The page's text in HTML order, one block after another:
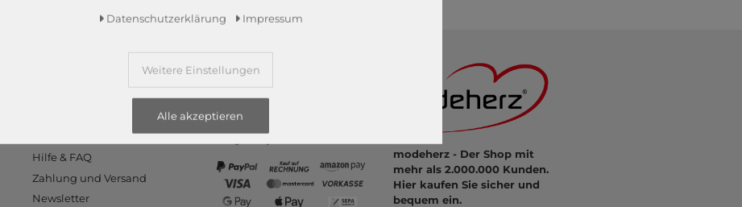
Hilfe & FAQ
Zahlung und Versand
Newsletter
Zahlungsarten
Kredit­karte, Apple Pay,
modeherz - Der Shop mit
mehr als 2.000.000 Kunden.
Hier kaufen Sie sicher und
bequem ein.
Daten­schutz­erklärung Impressum
Weitere Einstellungen
Alle akzeptieren